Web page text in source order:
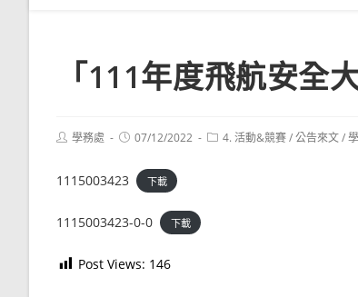
「111年度飛航安全
Post學務處
Post07/12/2022
Post4. 活動&競賽/公告來文/
1115003423 下載
1115003423-0-0 下載
Post Views: 146